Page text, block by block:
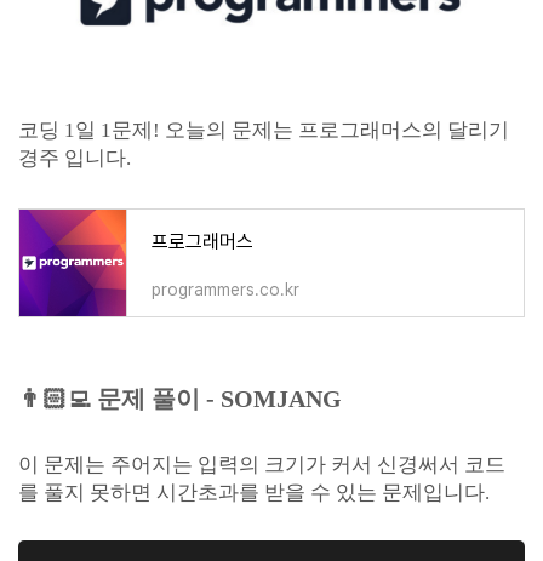
코딩 1일 1문제! 오늘의 문제는 프로그래머스의 달리기
경주 입니다.
프로그래머스
programmers.co.kr
👨🏻‍💻 문제 풀이 - SOMJANG
이 문제는 주어지는 입력의 크기가 커서 신경써서 코드
를 풀지 못하면 시간초과를 받을 수 있는 문제입니다.